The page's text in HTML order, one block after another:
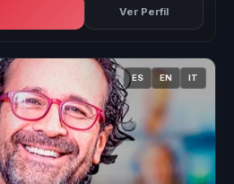
Ver Perfil
ES EN IT